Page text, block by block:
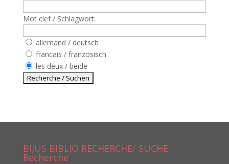
Mot clef / Schlagwort:
allemand / deutsch
francais / französisch
les deux / beide
BIJUS BIBLIO RECHERCHE/ SUCHE
Recherche